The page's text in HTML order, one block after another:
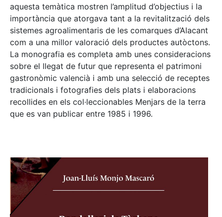
aquesta temàtica mostren l’amplitud d’objectius i la
importància que atorgava tant a la revitalització dels
sistemes agroalimentaris de les comarques d’Alacant
com a una millor valoració dels productes autòctons.
La monografia es completa amb unes consideracions
sobre el llegat de futur que representa el patrimoni
gastronòmic valencià i amb una selecció de receptes
tradicionals i fotografies dels plats i elaboracions
recollides en els col·leccionables Menjars de la terra
que es van publicar entre 1985 i 1996.